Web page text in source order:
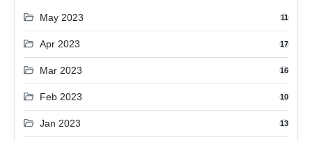
folder_open May 2023 11
folder_open Apr 2023 17
folder_open Mar 2023 16
folder_open Feb 2023 10
folder_open Jan 2023 13